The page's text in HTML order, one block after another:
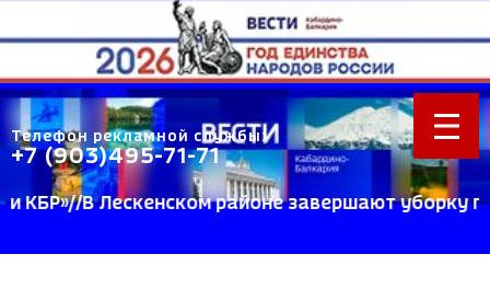
Телефон рекламной службы:
+7 (903)495-71-71
В Лескенском районе завершают уборку